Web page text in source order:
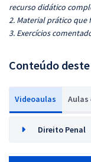
recurso didático
2. Material prático que
3. Exercícios
Conteúdo
Videoaulas Aulas
Direito Penal